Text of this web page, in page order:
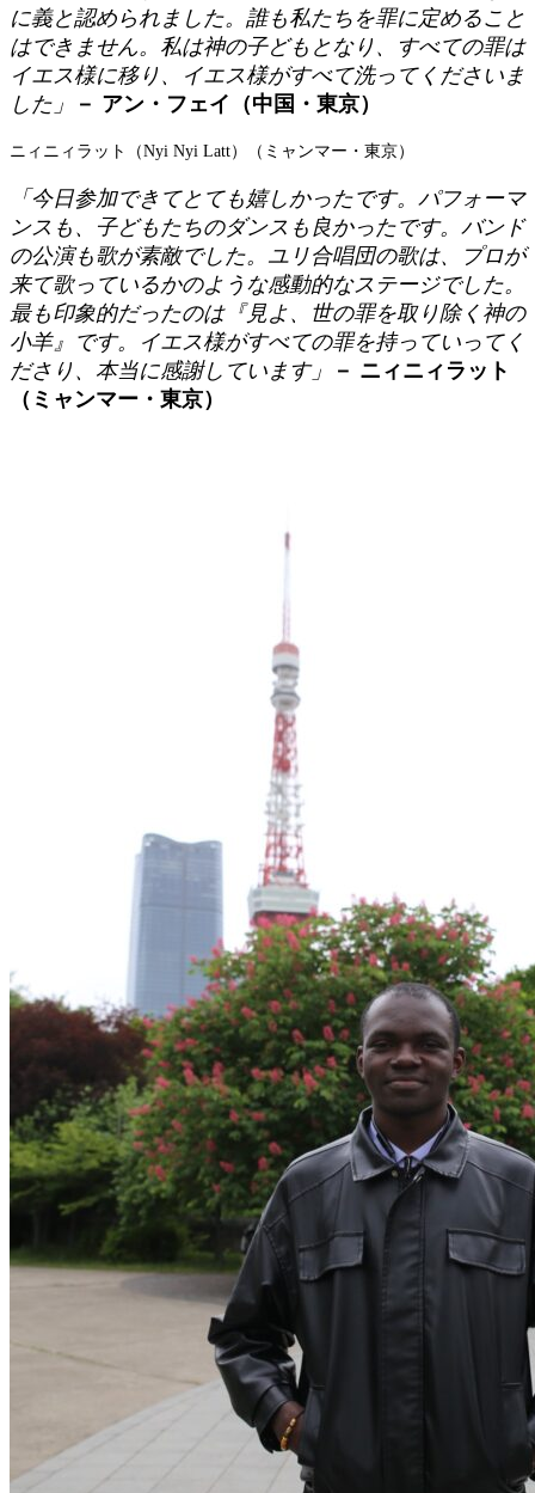
に義と認められました。誰も私たちを罪に定めること
はできません。私は神の子どもとなり、すべての罪は
イエス様に移り、イエス様がすべて洗ってくださいま
した」
－ アン・フェイ（中国・東京）
ニィニィラット（Nyi Nyi Latt）（ミャンマー・東京）
「今日参加できてとても嬉しかったです。パフォーマ
ンスも、子どもたちのダンスも良かったです。バンド
の公演も歌が素敵でした。ユリ合唱団の歌は、プロが
来て歌っているかのような感動的なステージでした。
最も印象的だったのは『見よ、世の罪を取り除く神の
小羊』です。イエス様がすべての罪を持っていってく
ださり、本当に感謝しています」
－ ニィニィラット
（ミャンマー・東京）